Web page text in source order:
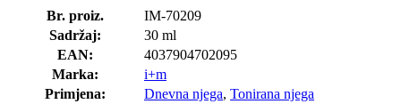
Br. proiz.
IM-70209
Sadržaj:
30 ml
EAN:
4037904702095
Marka:
i+m
Primjena:
Dnevna njega, Tonirana njega